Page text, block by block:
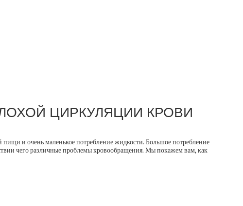
ЦИРКУЛЯЦИИ КРОВИ
и очень маленькое потребление жидкости. Большое потребление
чего различные проблемы кровообращения. Мы покажем вам, как